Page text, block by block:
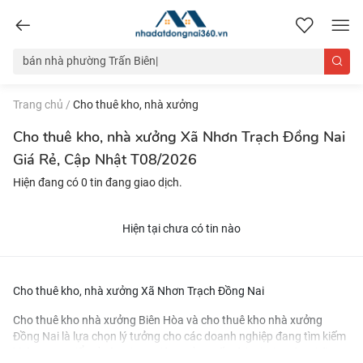
nhadatdongnai360.vn
Trang chủ / Cho thuê kho, nhà xưởng
Cho thuê kho, nhà xưởng Xã Nhơn Trạch Đồng Nai
Giá Rẻ, Cập Nhật T08/2026
Hiện đang có 0 tin đang giao dịch.
Hiện tại chưa có tin nào
Cho thuê kho, nhà xưởng Xã Nhơn Trạch Đồng Nai
Cho thuê kho nhà xưởng Biên Hòa và cho thuê kho nhà xưởng
Đồng Nai là lựa chọn lý tưởng cho các doanh nghiệp đang tìm kiếm